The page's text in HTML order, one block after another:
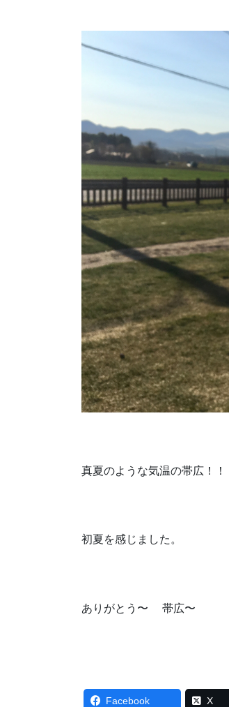
真夏のような気温の帯広！！
初夏を感じました。
ありがとう〜 帯広〜
Facebook X